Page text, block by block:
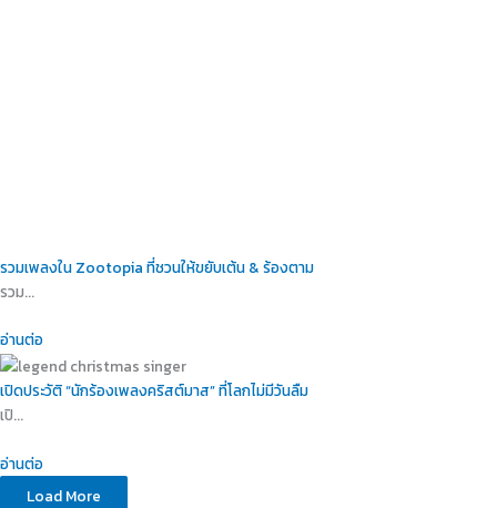
อ่านต่อ
Load More
25 ธ.ค. 2025General
18 ธ.ค. 2025General
รวมเพลงใน Zootopia ที่ชวนให้ขยับเต้น & ร้องตาม